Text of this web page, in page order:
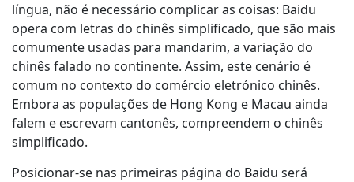
Indústria Transformadora
Jurídico
língua, não é necessário complicar as coisas: Baidu
opera com letras do chinês simplificado, que são mais
comumente usadas para mandarim, a variação do
chinês falado no continente. Assim, este cenário é
comum no contexto do comércio eletrónico chinês.
Embora as populações de Hong Kong e Macau ainda
falem e escrevam cantonês, compreendem o chinês
simplificado.
Posicionar-se nas primeiras página do Baidu será